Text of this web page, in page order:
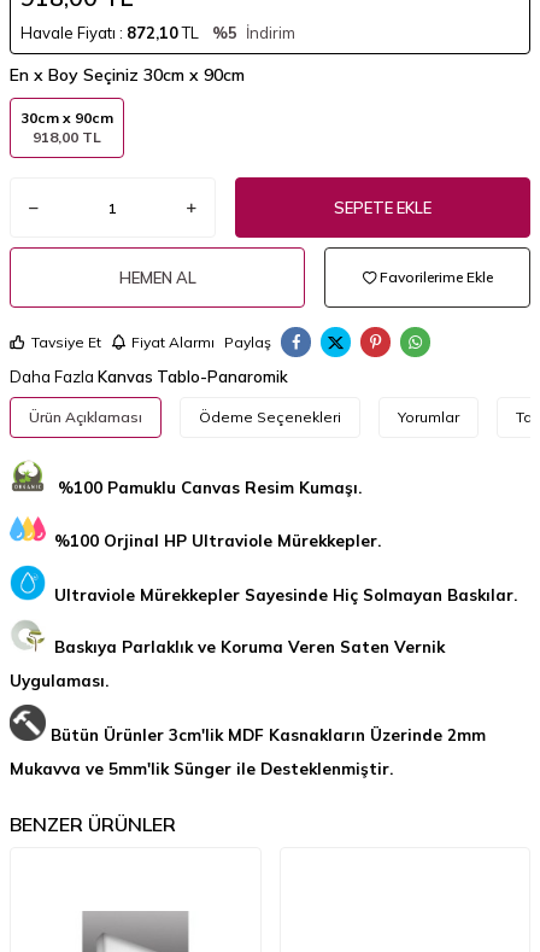
Havale Fiyatı : 872,10TL %5 İndirim
En x Boy Seçiniz 30cm x 90cm
30cm x 90cm
918,00 TL
SEPETE EKLE
HEMEN AL Favorilerime Ekle
Tavsiye Et Fiyat Alarmı Paylaş
Daha Fazla Kanvas Tablo-Panaromik
Ürün Açıklaması Ödeme Seçenekleri Yorumlar
%100 Pamuklu Canvas Resim Kumaşı.
%100 Orjinal HP Ultraviole Mürekkepler.
Ultraviole Mürekkepler Sayesinde Hiç Solmayan Baskılar.
Baskıya Parlaklık ve Koruma Veren Saten Vernik
Uygulaması.
Bütün Ürünler 3cm'lik MDF Kasnakların Üzerinde 2mm
Mukavva ve 5mm'lik Sünger ile Desteklenmiştir.
BENZER ÜRÜNLER